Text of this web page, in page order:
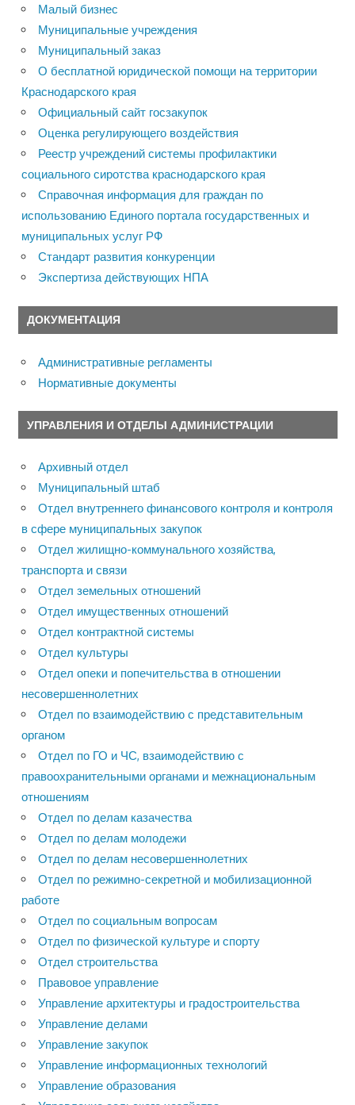
Малый бизнес
Муниципальные учреждения
Муниципальный заказ
О бесплатной юридической помощи на территории
Краснодарского края
Официальный сайт госзакупок
Оценка регулирующего воздействия
Реестр учреждений системы профилактики
социального сиротства краснодарского края
Справочная информация для граждан по
использованию Единого портала государственных и
муниципальных услуг РФ
Стандарт развития конкуренции
Экспертиза действующих НПА
ДОКУМЕНТАЦИЯ
Административные регламенты
Нормативные документы
УПРАВЛЕНИЯ И ОТДЕЛЫ АДМИНИСТРАЦИИ
Архивный отдел
Муниципальный штаб
Отдел внутреннего финансового контроля и контроля
в сфере муниципальных закупок
Отдел жилищно-коммунального хозяйства,
транспорта и связи
Отдел земельных отношений
Отдел имущественных отношений
Отдел контрактной системы
Отдел культуры
Отдел опеки и попечительства в отношении
несовершеннолетних
Отдел по взаимодействию с представительным
органом
Отдел по ГО и ЧС, взаимодействию с
правоохранительными органами и межнациональным
отношениям
Отдел по делам казачества
Отдел по делам молодежи
Отдел по делам несовершеннолетних
Отдел по режимно-секретной и мобилизационной
работе
Отдел по социальным вопросам
Отдел по физической культуре и спорту
Отдел строительства
Правовое управление
Управление архитектуры и градостроительства
Управление делами
Управление закупок
Управление информационных технологий
Управление образования